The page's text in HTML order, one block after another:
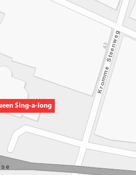
Sing-a-long